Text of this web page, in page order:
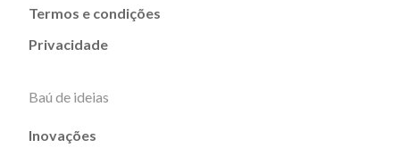
Termos e condições
Privacidade
Baú de ideias
Inovações